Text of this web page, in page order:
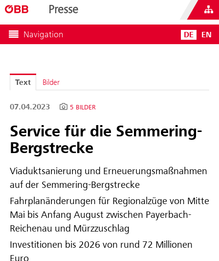
Presse
Navigation DE EN
Text Bilder
07.04.2023 5 BILDER
Service für die Semmering-
Bergstrecke
Viaduktsanierung und Erneuerungsmaßnahmen
auf der Semmering-Bergstrecke
Fahrplanänderungen für Regionalzüge von Mitte
Mai bis Anfang August zwischen Payerbach-
Reichenau und Mürzzuschlag
Investitionen bis 2026 von rund 72 Millionen
Euro